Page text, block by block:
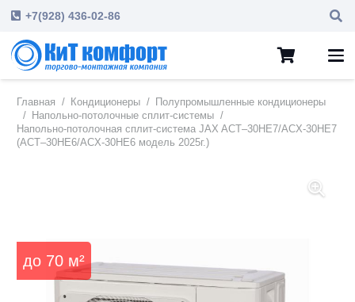
+7(928) 436-02-86
Главная / Кондиционеры /
Полупромышленные кондиционеры
/
Напольно-потолочные сплит-системы /
Напольно-потолочная сплит-система JAX ACT–30HE7/ACX-30HE7
(ACT–30HE6/ACX-30HE6 модель 2025г.)
до 70 м²